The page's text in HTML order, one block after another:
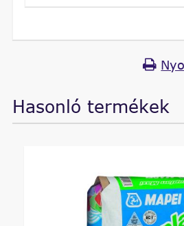
Hasonló termékek